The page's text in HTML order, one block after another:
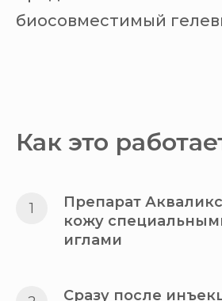
биосовместимый
Как это
Препарат
кожу
иглами
Сразу после